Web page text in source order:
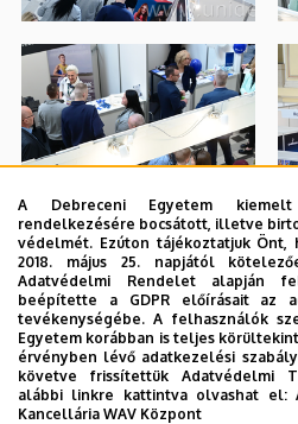
A Debreceni Egyetem
rendelkezésére bocsátott, illetve
védelmét. Ezúton tájékoztatjuk Önt,
2018. május 25. napjától
Adatvédelmi Rendelet alapján
beépítette a GDPR előírásait az
tevékenységébe. A felhasználók
Egyetem korábban is teljes
érvényben lévő adatkezelési
követve frissítettük Adatvédelmi
alábbi linkre kattintva olvashat el:
Kancellária WAV Központ